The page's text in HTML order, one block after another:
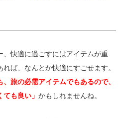
、快適に過ごすにはアイテムが重
ば、なんとか快適にすごせます。
、旅の必需アイテムでもあるので、
ても良い」 かもしれませんね。